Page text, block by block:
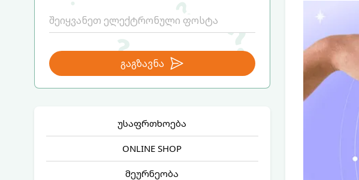
გაგზავნა
უსაფრთხოება
ONLINE SHOP
მეურნეობა